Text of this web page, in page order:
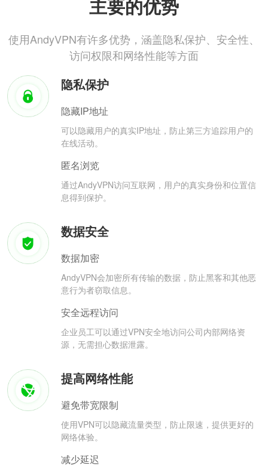
主要的优势
使用AndyVPN有许多优势，涵盖隐私保护、安全性、
访问权限和网络性能等方面
隐私保护
隐藏IP地址
可以隐藏用户的真实IP地址，防止第三方追踪用户的
在线活动。
匿名浏览
通过AndyVPN访问互联网，用户的真实身份和位置信
息得到保护。
数据安全
数据加密
AndyVPN会加密所有传输的数据，防止黑客和其他恶
意行为者窃取信息。
安全远程访问
企业员工可以通过VPN安全地访问公司内部网络资
源，无需担心数据泄露。
提高网络性能
避免带宽限制
使用VPN可以隐藏流量类型，防止限速，提供更好的
网络体验。
减少延迟